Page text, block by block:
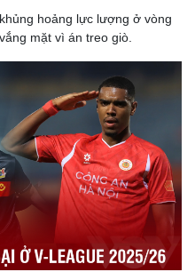
Ô tô - Xe máy
Ô tô
Xe máy
Tư vấn
hoảng lực lượng ở vòng
mặt vì án treo giò.